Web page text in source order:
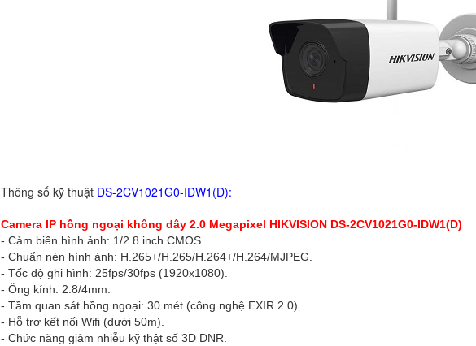
Thông số kỹ thuật DS-2CV1021G0-IDW1(D):
Camera IP hồng ngoại không dây 2.0 Megapixel HIKVISION DS-2CV1021G0-IDW1(D)
- Cảm biến hình ảnh: 1/2.8 inch CMOS.
- Chuẩn nén hình ảnh: H.265+/H.265/H.264+/H.264/MJPEG.
- Tốc độ ghi hình: 25fps/30fps (1920x1080).
- Ống kính: 2.8/4mm.
- Tầm quan sát hồng ngoại: 30 mét (công nghệ EXIR 2.0).
- Hỗ trợ kết nối Wifi (dưới 50m).
- Chức năng giảm nhiễu kỹ thật số 3D DNR.